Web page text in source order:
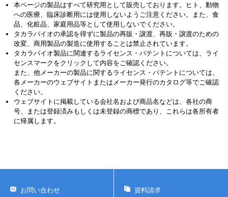
本ページの製品はすべて研究用として販売しております。ヒト、動物
への医療、臨床診断用には使用しないようご注意ください。また、食
品、化粧品、家庭用品等として使用しないでください。
タカラバイオの承認を得ずに製品の再販・譲渡、再販・譲渡のための
改変、商用製品の製造に使用することは禁止されています。
タカラバイオ製品に関連するライセンス・パテントについては、ライ
センスマークをクリックして内容をご確認ください。
また、他メーカーの製品に関するライセンス・パテントについては、
各メーカーのウェブサイトまたはメーカー発行のカタログ等でご確認
ください。
ウェブサイトに掲載している会社名および商品名などは、各社の商
号、または登録済みもしくは未登録の商標であり、これらは各所有者
に帰属します。
お問い合わせ 資料請求